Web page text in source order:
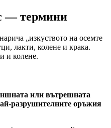
— термини
„изкуството на осемте
лакти, колене и крака.
и колене.
или вътрешната
разрушителните оръжия